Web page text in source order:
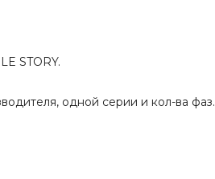
STORY.
одной серии и кол-ва фаз.